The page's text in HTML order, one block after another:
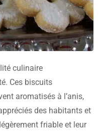
culinaire
Ces biscuits
aromatisés à l’anis,
des habitants et
friable et leur